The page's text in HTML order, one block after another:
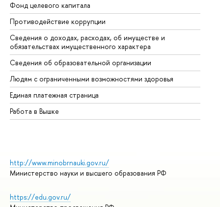
Фонд целевого капитала
Противодействие коррупции
Сведения о доходах, расходах, об имуществе и
обязательствах имущественного характера
Сведения об образовательной организации
Людям с ограниченными возможностями здоровья
Единая платежная страница
Работа в Вышке
http://www.minobrnauki.gov.ru/
Министерство науки и высшего образования РФ
https://edu.gov.ru/